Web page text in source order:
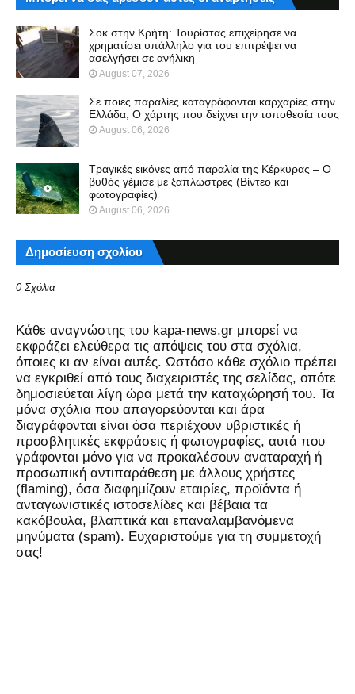
Σοκ στην Κρήτη: Τουρίστας επιχείρησε να
χρηματίσει υπάλληλο για του επιτρέψει να
ασελγήσει σε ανήλικη
August 07, 2026
Σε ποιες παραλίες καταγράφονται καρχαρίες στην
Ελλάδα; Ο χάρτης που δείχνει την τοποθεσία τους
August 06, 2026
Τραγικές εικόνες από παραλία της Κέρκυρας – Ο
βυθός γέμισε με ξαπλώστρες (Βίντεο και
φωτογραφίες)
August 06, 2026
Δημοσίευση σχολίου
0 Σχόλια
Kάθε αναγνώστης του kapa-news.gr μπορεί να
εκφράζει ελεύθερα τις απόψεις του στα σχόλια,
όποιες κι αν είναι αυτές. Ωστόσο κάθε σχόλιο πρέπει
να εγκριθεί από τους διαχειριστές της σελίδας, οπότε
δημοσιεύεται λίγη ώρα μετά την καταχώρησή του. Τα
μόνα σχόλια που απαγορεύονται και άρα
διαγράφονται είναι όσα περιέχουν υβριστικές ή
προσβλητικές εκφράσεις ή φωτογραφίες, αυτά που
γράφονται μόνο για να προκαλέσουν αναταραχή ή
προσωπική αντιπαράθεση με άλλους χρήστες
(flaming), όσα διαφημίζουν εταιρίες, προϊόντα ή
ανταγωνιστικές ιστοσελίδες και βέβαια τα
κακόβουλα, βλαπτικά και επαναλαμβανόμενα
μηνύματα (spam). Ευχαριστούμε για τη συμμετοχή
σας!